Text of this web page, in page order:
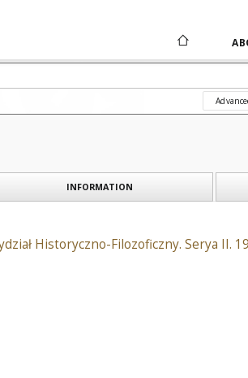
INFORMATION
Historyczno-Filozoficzny. Serya II.